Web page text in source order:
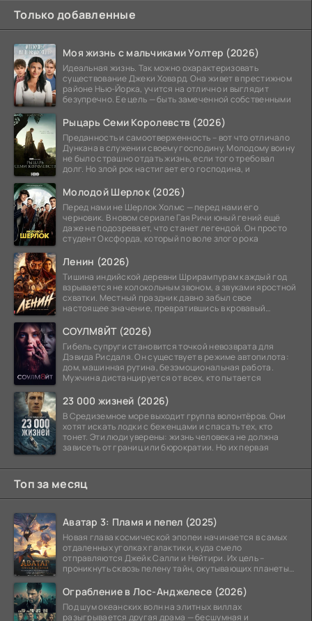
Только добавленные
Моя жизнь с мальчиками Уолтер (2026)
Идеальная жизнь. Так можно охарактеризовать
существование Джеки Ховард. Она живет в престижном
районе Нью-Йорка, учится на отлично и выглядит
безупречно. Ее цель — быть замеченной собственными
Рыцарь Семи Королевств (2026)
Преданность и самоотверженность – вот что отличало
Дункана в служении своему господину. Молодому воину
не было страшно отдать жизнь, если того требовал
долг. Но злой рок настигает его господина, и
Молодой Шерлок (2026)
Перед нами не Шерлок Холмс — перед нами его
черновик. В новом сериале Гая Ричи юный гений ещё
даже не подозревает, что станет легендой. Он просто
студент Оксфорда, который по воле злого рока
Ленин (2026)
Тишина индийской деревни Шрирампурам каждый год
взрывается не колокольным звоном, а звуками яростной
схватки. Местный праздник давно забыл свое
настоящее значение, превратившись в кровавый
СОУЛМ8ЙТ (2026)
Гибель супруги становится точкой невозврата для
Дэвида Рисдаля. Он существует в режиме автопилота:
дом, машинная рутина, безэмоциональная работа.
Мужчина дистанцируется от всех, кто пытается
23 000 жизней (2026)
В Средиземное море выходит группа волонтёров. Они
хотят искать лодки с беженцами и спасать тех, кто
тонет. Эти люди уверены: жизнь человека не должна
зависеть от границ или бюрократии. Но их первая
Топ за месяц
Аватар 3: Пламя и пепел (2025)
Новая глава космической эпопеи начинается в самых
отдаленных уголках галактики, куда смело
отправляются Джейк Салли и Нейтири. Их цель –
проникнуть сквозь пелену тайн, окутывающих планеты
Ограбление в Лос-Анджелесе (2026)
Под шум океанских волн на элитных виллах
разыгрывается другая драма — бесшумная и